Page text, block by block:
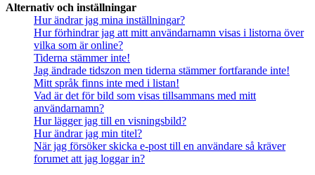
Alternativ och inställningar
Hur ändrar jag mina inställningar?
Hur förhindrar jag att mitt användarnamn visas i listorna över
vilka som är online?
Tiderna stämmer inte!
Jag ändrade tidszon men tiderna stämmer fortfarande inte!
Mitt språk finns inte med i listan!
Vad är det för bild som visas tillsammans med mitt
användarnamn?
Hur lägger jag till en visningsbild?
Hur ändrar jag min titel?
När jag försöker skicka e-post till en användare så kräver
forumet att jag loggar in?